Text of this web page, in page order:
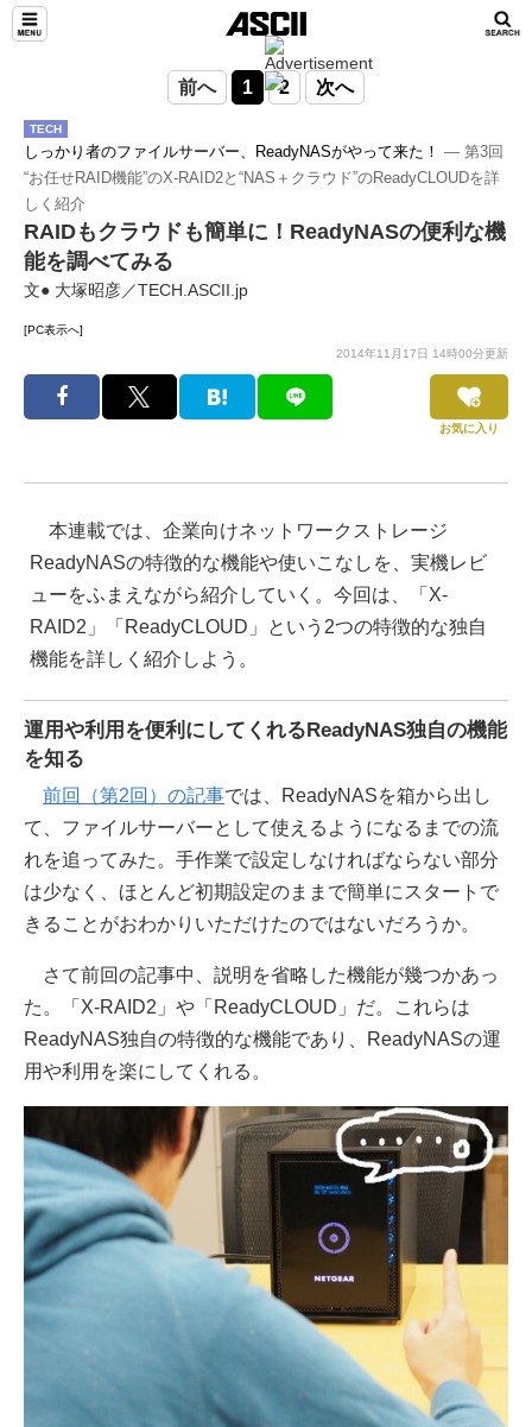
前へ 1 2 次へ
TECH
しっかり者のファイルサーバー、ReadyNASがやって来た！ ― 第3回
“お任せRAID機能”のX-RAID2と“NAS＋クラウド”のReadyCLOUDを詳
しく紹介
RAIDもクラウドも簡単に！ReadyNASの便利な機
能を調べてみる
文● 大塚昭彦／TECH.ASCII.jp
[PC表示へ]
2014年11月17日 14時00分更新
お気に入り
本連載では、企業向けネットワークストレージ
ReadyNASの特徴的な機能や使いこなしを、実機レビ
ューをふまえながら紹介していく。今回は、「X-
RAID2」「ReadyCLOUD」という2つの特徴的な独自
機能を詳しく紹介しよう。
運用や利用を便利にしてくれるReadyNAS独自の機能
を知る
前回（第2回）の記事では、ReadyNASを箱から出し
て、ファイルサーバーとして使えるようになるまでの流
れを追ってみた。手作業で設定しなければならない部分
は少なく、ほとんど初期設定のままで簡単にスタートで
きることがおわかりいただけたのではないだろうか。
さて前回の記事中、説明を省略した機能が幾つかあっ
た。「X-RAID2」や「ReadyCLOUD」だ。これらは
ReadyNAS独自の特徴的な機能であり、ReadyNASの運
用や利用を楽にしてくれる。